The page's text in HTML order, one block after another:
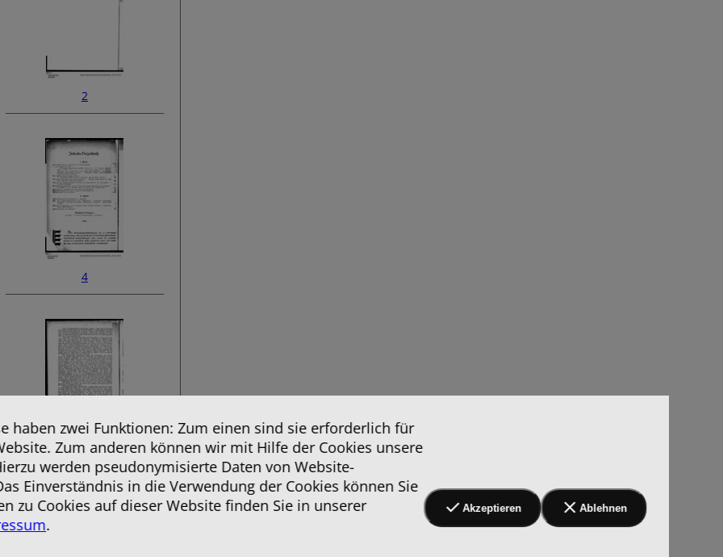
2
4
6
haben zwei Funktionen: Zum einen sind sie erforderlich für
Zum anderen können wir mit Hilfe der Cookies unsere
werden pseudonymisierte Daten von Website-
Einverständnis in die Verwendung der Cookies können Sie
zu Cookies auf dieser Website finden Sie in unserer
.
Akzeptieren Ablehnen